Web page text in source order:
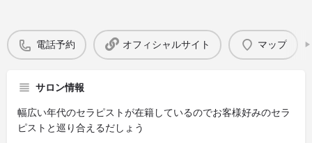
電話予約 オフィシャルサイト マップ
サロン情報
幅広い年代のセラピストが在籍しているのでお客様好みのセラ
ピストと巡り合えるだしょう